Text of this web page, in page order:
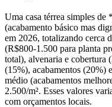
Uma casa térrea simples
(acabamento básico mas
em 2026, totalizando cerca
(R$800-1.500 para planta
total), alvenaria e cobertura
(15%), acabamentos (20%)
médio (acabamentos
2.500/m². Esses valores
com orçamentos locais.